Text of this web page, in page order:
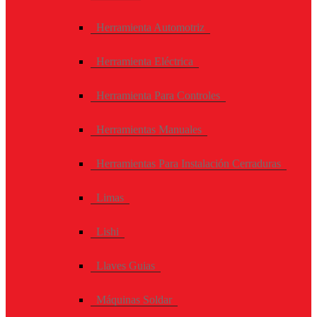
Herramienta Automotriz
Herramienta Eléctrica
Herramienta Para Controles
Herramientas Manuales
Herramientas Para Instalación Cerraduras
Limas
Lishi
Llaves Guias
Máquinas Soldar